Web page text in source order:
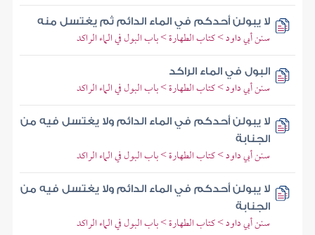
لا يبولن أحدكم في الماء الدائم ثم يغتسل منه
سنن أبي داود > كتاب الطهارة > باب البول في الماء الراكد
البول في الماء الراكد
سنن أبي داود > كتاب الطهارة > باب البول في الماء الراكد
لا يبولن أحدكم في الماء الدائم ولا يغتسل فيه من
الجنابة
سنن أبي داود > كتاب الطهارة > باب البول في الماء الراكد
لا يبولن أحدكم في الماء الدائم ولا يغتسل فيه من
الجنابة
سنن أبي داود > كتاب الطهارة > باب البول في الماء الراكد